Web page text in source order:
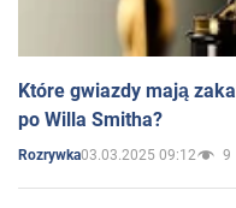
Które gwiazdy mają
po Willa Smitha?
Rozrywka03.03.2025 09:12 9